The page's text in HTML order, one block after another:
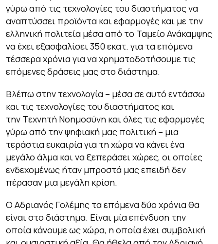
γύρω από τις τεχνολογίες του διαστήματος να
αναπτύσσει προϊόντα και εφαρμογές και με την
ελληνική πολιτεία μέσα από το Ταμείο Ανάκαμψης
να έχει εξασφαλίσει 350 εκατ. για τα επόμενα
τέσσερα χρόνια για να χρηματοδοτήσουμε τις
επόμενες δράσεις μας στο διάστημα.
Βλέπω στην τεχνολογία – μέσα σε αυτό εντάσσω
και τις τεχνολογίες του διαστήματος και
την Tεχνητή Νοημοσύνη και όλες τις εφαρμογές
γύρω από την ψηφιακή μας πολιτική – μια
τεράστια ευκαιρία για τη χώρα να κάνει ένα
μεγάλο άλμα και να ξεπεράσει χώρες, οι οποίες
ενδεχομένως ήταν μπροστά μας επειδή δεν
πέρασαν μια μεγάλη κρίση.
Ο Αδριανός Γολέμης τα επόμενα δύο χρόνια θα
είναι στο διάστημα. Είναι μία επένδυση την
οποία κάνουμε ως χώρα, η οποία έχει συμβολική